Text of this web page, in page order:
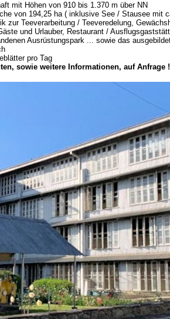
mit Höhen von 910 bis 1.370 m über NN
von 194,25 ha ( inklusive See / Stausee mit
zur Teeverarbeitung / Teeveredelung,
und Urlauber, Restaurant /
Ausrüstungspark ... sowie das
pro Tag
sowie weitere Informationen, auf Anfrage !